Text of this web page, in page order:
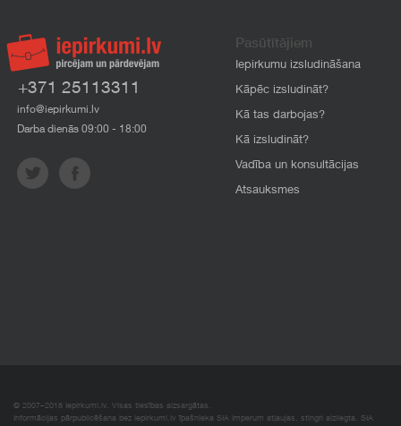
+371 25113311
info@iepirkumi.lv
Darba dienās 09:00 - 18:00
Pasūtītājiem
Iepirkumu izsludināšana
Kāpēc izsludināt?
Kā tas darbojas?
Kā izsludināt?
Vadība un konsultācijas
Atsauksmes
© 2007–2018 Iepirkumi.lv. Visas tiesības aizsargātas.
Informācijas pārpublicēšana bez iepirkumi.lv īpašnieka SIA Imperum atļaujas, stingri aizliegta. SIA